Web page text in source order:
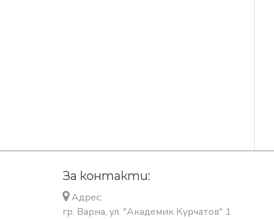
За контакти:
Адрес:
гр. Варна, ул. "Академик Курчатов" 1